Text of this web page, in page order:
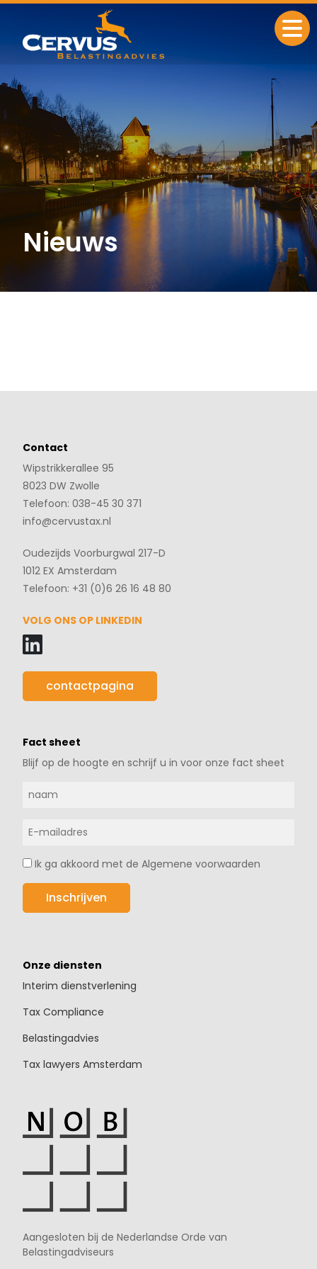
Nieuws
Contact
Wipstrikkerallee 95
8023 DW Zwolle
Telefoon: 038-45 30 371
info@cervustax.nl
Oudezijds Voorburgwal 217-D
1012 EX Amsterdam
Telefoon: +31 (0)6 26 16 48 80
VOLG ONS OP LINKEDIN
contactpagina
Fact sheet
Blijf op de hoogte en schrijf u in voor onze fact sheet
Ik ga akkoord met de Algemene voorwaarden
Onze diensten
Interim dienstverlening
Tax Compliance
Belastingadvies
Tax lawyers Amsterdam
Aangesloten bij de Nederlandse Orde van
Belastingadviseurs